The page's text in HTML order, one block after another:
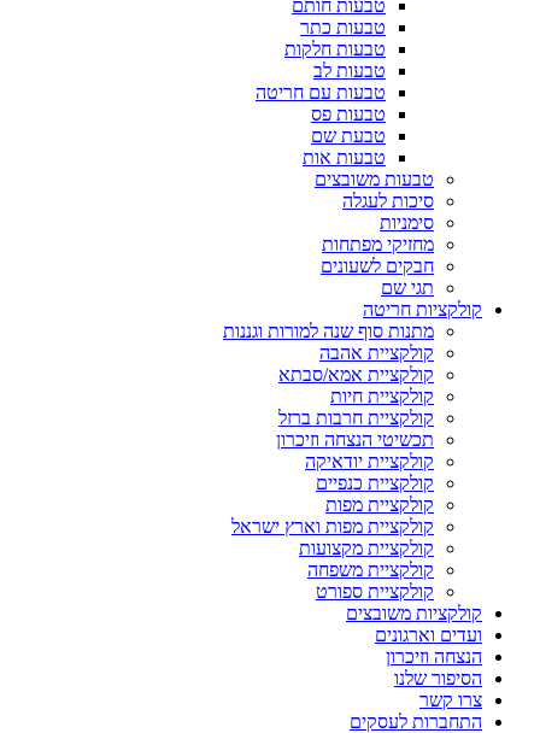
טבעות חותם
טבעות כתר
טבעות חלקות
טבעות לב
טבעות עם חריטה
טבעות פס
טבעת שם
טבעות אות
טבעות משובצים
סיכות לעגלה
סימניות
מחזיקי מפתחות
חבקים לשעונים
תגי שם
קולקציות חריטה
מתנות סוף שנה למורות וגננות
קולקציית אהבה
קולקציית אמא/סבתא
קולקציית חיות
קולקציית חרבות ברזל
תכשיטי הנצחה וזיכרון
קולקציית יודאיקה
קולקציית כנפיים
קולקציית מפות
קולקציית מפות וארץ ישראל
קולקציית מקצועות
קולקציית משפחה
קולקציית ספורט
קולקציות משובצים
ועדים וארגונים
הנצחה וזיכרון
הסיפור שלנו
צרו קשר
התחברות לעסקים